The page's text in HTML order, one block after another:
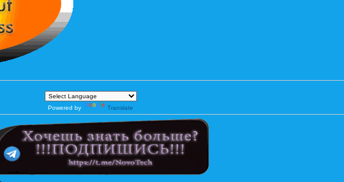
Powered by Translate